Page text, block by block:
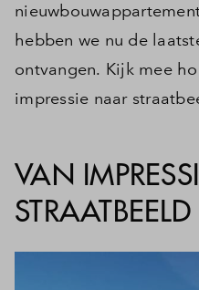
hebben we nu de
ontvangen. Kijk mee
impressie naar
VAN
STRAATBEELD